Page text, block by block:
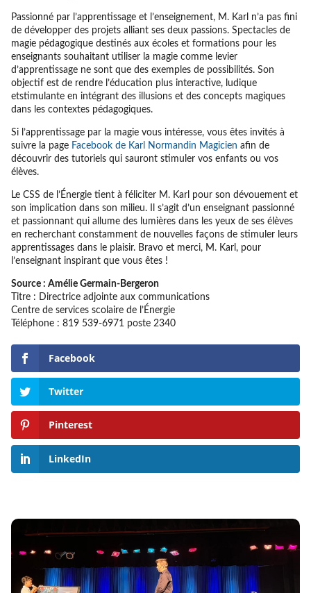
Passionné par l’apprentissage et l’enseignement, M. Karl n’a pas fini
de développer des projets alliant ses deux passions. Spectacles de
magie pédagogique destinés aux écoles et formations pour les
enseignants souhaitant utiliser la magie comme levier
d’apprentissage ne sont que des exemples de possibilités. Son
objectif est de rendre l’éducation plus interactive, ludique
etstimulante en intégrant des illusions et des concepts magiques
dans les contextes pédagogiques.
Si l’apprentissage par la magie vous intéresse, vous êtes invités à
suivre la page Facebook de Karl Normandin Magicien afin de
découvrir des tutoriels qui sauront stimuler vos enfants ou vos
élèves.
Le CSS de l’Énergie tient à féliciter M. Karl pour son dévouement et
son implication dans son milieu. Il s’agit d’un enseignant passionné
et passionnant qui allume des lumières dans les yeux de ses élèves
en recherchant constamment de nouvelles façons de stimuler leurs
apprentissages dans le plaisir. Bravo et merci, M. Karl, pour
l’enseignant inspirant que vous êtes !
Source : Amélie Germain-Bergeron
Titre : Directrice adjointe aux communications
Centre de services scolaire de l’Énergie
Téléphone : 819 539-6971 poste 2340
Facebook
Twitter
Pinterest
LinkedIn